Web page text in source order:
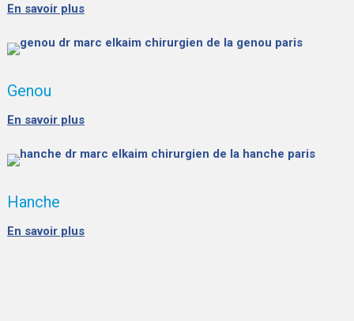
En savoir plus
Genou
En savoir plus
Hanche
En savoir plus